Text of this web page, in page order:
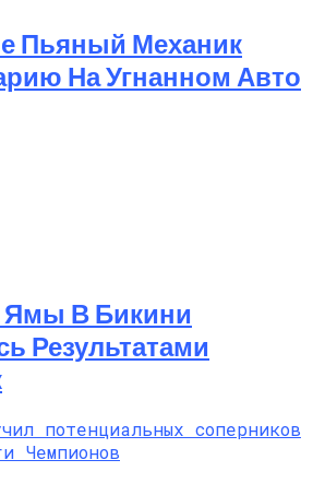
Пьяный Механик
На Угнанном Авто
В Бикини
Результатами